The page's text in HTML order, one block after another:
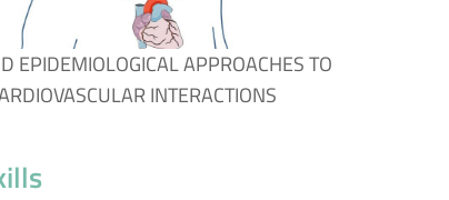
EPIDEMIOLOGICAL APPROACHES TO
INTERACTIONS